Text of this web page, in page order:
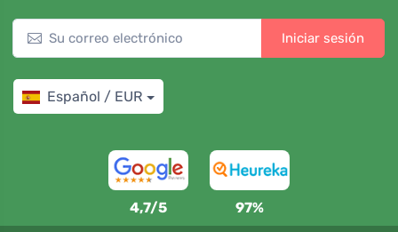
Iniciar sesión
Español / EUR
4,7/5 97%